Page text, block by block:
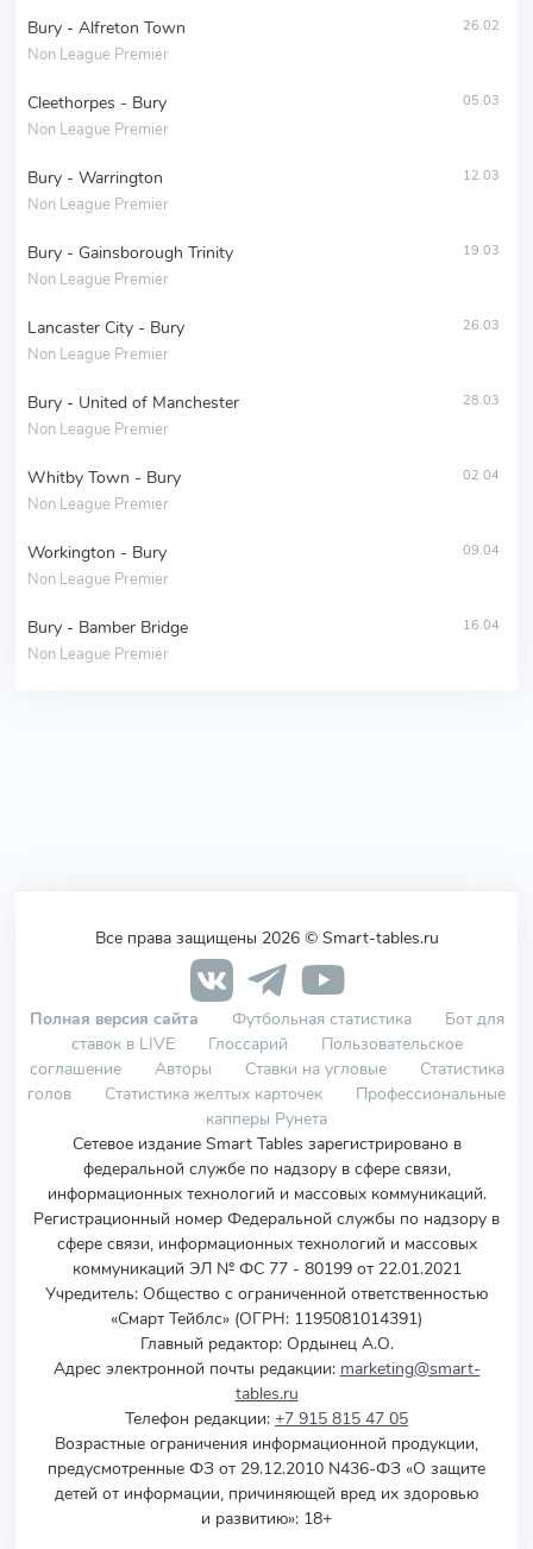
Bury - Alfreton Town
Non League Premier
26.02
Cleethorpes - Bury
Non League Premier
05.03
Bury - Warrington
Non League Premier
12.03
Bury - Gainsborough Trinity
Non League Premier
19.03
Lancaster City - Bury
Non League Premier
26.03
Bury - United of Manchester
Non League Premier
28.03
Whitby Town - Bury
Non League Premier
02.04
Workington - Bury
Non League Premier
09.04
Bury - Bamber Bridge
Non League Premier
16.04
Все права защищены 2026 © Smart-tables.ru
Полная версия сайта Футбольная статистика
Бот для
ставок в LIVE
Глоссарий
Пользовательское
соглашение
Авторы Ставки на угловые
Статистика
голов
Статистика желтых карточек
Профессиональные
капперы Рунета
Сетевое издание Smart Tables зарегистрировано в
федеральной службе по надзору в сфере связи,
информационных технологий и массовых коммуникаций.
Регистрационный номер Федеральной службы по надзору в
сфере связи, информационных технологий и массовых
коммуникаций ЭЛ № ФС 77 - 80199 от 22.01.2021
Учредитель: Общество с ограниченной ответственностью
«Смарт Тейблс» (ОГРН: 1195081014391)
Главный редактор: Ордынец А.О.
Адрес электронной почты редакции: marketing@smart-
tables.ru
Телефон редакции: +7 915 815 47 05
Возрастные ограничения информационной продукции,
предусмотренные ФЗ от 29.12.2010 N436-ФЗ «О защите
детей от информации, причиняющей вред их здоровью
и развитию»: 18+